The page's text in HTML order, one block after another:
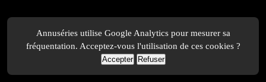
Annuséries utilise Google Analytics pour mesurer sa
fréquentation. Acceptez-vous l'utilisation de ces cookies ?
Accepter Refuser